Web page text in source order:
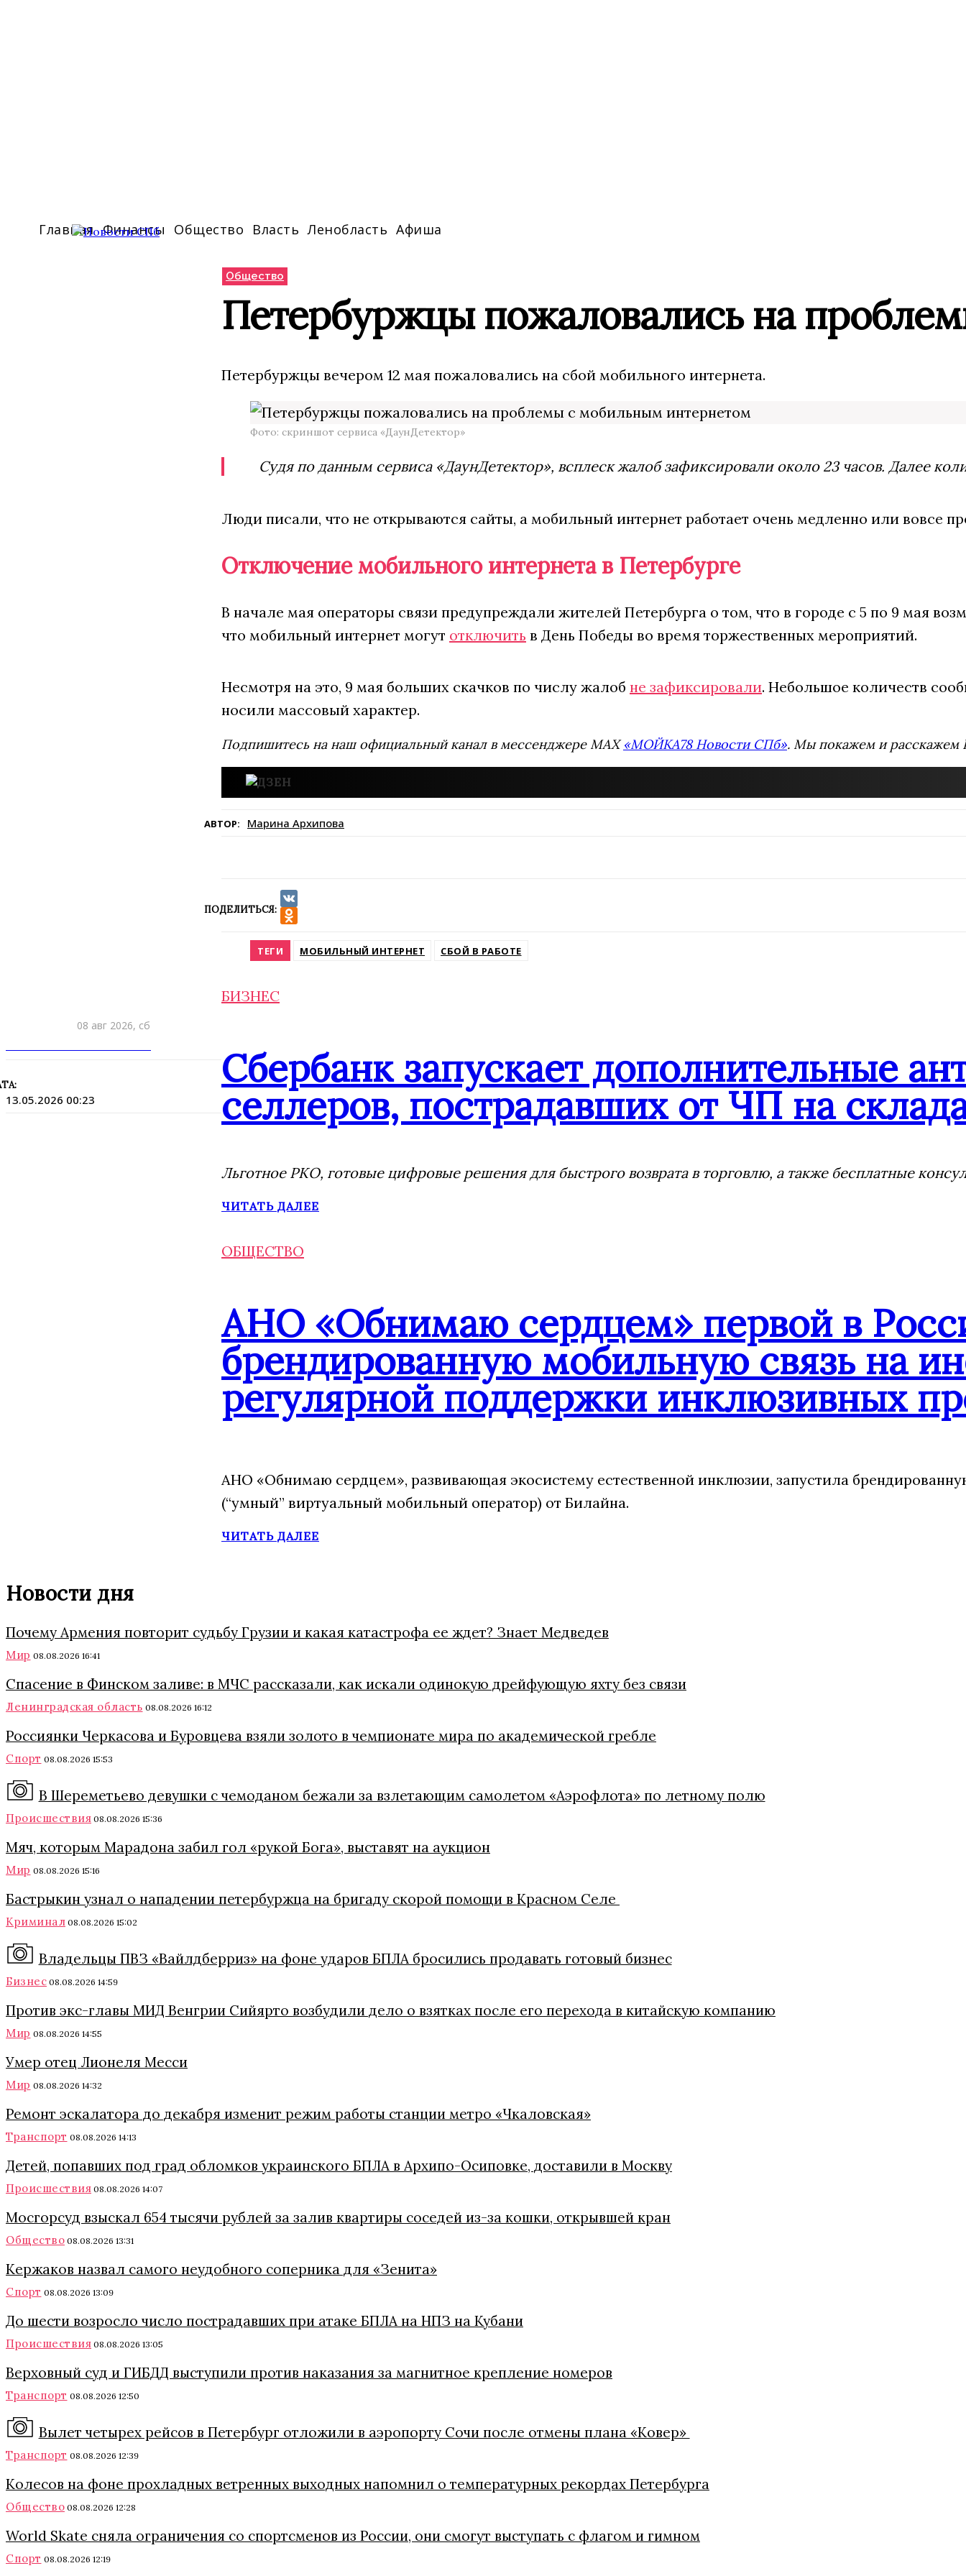
Главная Финансы Общество Власть Ленобласть Афиша
08 авг 2026, сб
13.05.2026 00:23
Общество
Петербуржцы пожаловались на
Петербуржцы вечером 12 мая пожаловались на сбой мобильного интернета.
Фото: скриншот сервиса «ДаунДетектор»
Судя по данным сервиса «ДаунДетектор», всплеск жалоб зафиксировали около 23 часов. Далее
Люди писали, что не открываются сайты, а мобильный интернет работает очень медленно или вовсе
Отключение мобильного интернета в Петербурге
В начале мая операторы связи предупреждали жителей Петербурга о том, что в городе с 5 по 9 мая
что мобильный интернет могут отключить в День Победы во время торжественных мероприятий.
Несмотря на это, 9 мая больших скачков по числу жалоб не зафиксировали. Небольшое количеств
носили массовый характер.
Подпишитесь на наш официальный канал в мессенджере MAX«МОЙКА78 Новости СПб». Мы покажем и расскажем
АВТОР: Марина Архипова
ПОДЕЛИТЬСЯ:
VK
ТЕГИ МОБИЛЬНЫЙ ИНТЕРНЕТ СБОЙ В РАБОТЕ
БИЗНЕС
Сбербанк запускает дополнительные
селлеров, пострадавших от ЧП на
Льготное РКО, готовые цифровые решения для быстрого возврата в торговлю, а также бесплатные
ЧИТАТЬ ДАЛЕЕ
ОБЩЕСТВО
АНО «Обнимаю сердцем» первой в
брендированную мобильную связь на
регулярной поддержки инклюзивных
АНО «Обнимаю сердцем», развивающая экосистему естественной инклюзии, запустила
(“умный” виртуальный мобильный оператор) от Билайна.
ЧИТАТЬ ДАЛЕЕ
Новости дня
Почему Армения повторит судьбу Грузии и какая катастрофа ее ждет? Знает Медведев
Мир 08.08.2026 16:41
Спасение в Финском заливе: в МЧС рассказали, как искали одинокую дрейфующую яхту без связи
Ленинградская область 08.08.2026 16:12
Россиянки Черкасова и Буровцева взяли золото в чемпионате мира по академической гребле
Спорт 08.08.2026 15:53
В Шереметьево девушки с чемоданом бежали за взлетающим самолетом «Аэрофлота» по летному полю
Происшествия 08.08.2026 15:36
Мяч, которым Марадона забил гол «рукой Бога», выставят на аукцион
Мир 08.08.2026 15:16
Бастрыкин узнал о нападении петербуржца на бригаду скорой помощи в Красном Селе
Криминал 08.08.2026 15:02
Владельцы ПВЗ «Вайлдберриз» на фоне ударов БПЛА бросились продавать готовый бизнес
Бизнес 08.08.2026 14:59
Против экс-главы МИД Венгрии Сийярто возбудили дело о взятках после его перехода в китайскую компанию
Мир 08.08.2026 14:55
Умер отец Лионеля Месси
Мир 08.08.2026 14:32
Ремонт эскалатора до декабря изменит режим работы станции метро «Чкаловская»
Транспорт 08.08.2026 14:13
Детей, попавших под град обломков украинского БПЛА в Архипо-Осиповке, доставили в Москву
Происшествия 08.08.2026 14:07
Мосгорсуд взыскал 654 тысячи рублей за залив квартиры соседей из-за кошки, открывшей кран
Общество 08.08.2026 13:31
Кержаков назвал самого неудобного соперника для «Зенита»
Спорт 08.08.2026 13:09
До шести возросло число пострадавших при атаке БПЛА на НПЗ на Кубани
Происшествия 08.08.2026 13:05
Верховный суд и ГИБДД выступили против наказания за магнитное крепление номеров
Транспорт 08.08.2026 12:50
Вылет четырех рейсов в Петербург отложили в аэропорту Сочи после отмены плана «Ковер»
Транспорт 08.08.2026 12:39
Колесов на фоне прохладных ветренных выходных напомнил о температурных рекордах Петербурга
Общество 08.08.2026 12:28
World Skate сняла ограничения со спортсменов из России, они смогут выступать с флагом и гимном
Спорт 08.08.2026 12:19